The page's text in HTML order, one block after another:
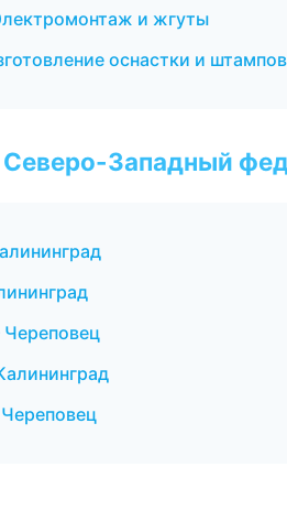
и жгуты
оснастки и штампов
Северо-Западный